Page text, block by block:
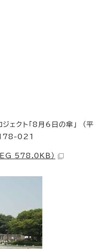
クト「8月6日の傘」 （平
021
578.0KB）